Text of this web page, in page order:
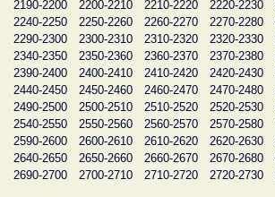
2190-2200
2200-2210 2210-2220 2220-2230
2240-2250
2250-2260 2260-2270 2270-2280
2290-2300
2300-2310 2310-2320 2320-2330
2340-2350
2350-2360 2360-2370 2370-2380
2390-2400
2400-2410 2410-2420 2420-2430
2440-2450
2450-2460 2460-2470 2470-2480
2490-2500
2500-2510 2510-2520 2520-2530
2540-2550
2550-2560 2560-2570 2570-2580
2590-2600
2600-2610 2610-2620 2620-2630
2640-2650
2650-2660 2660-2670 2670-2680
2690-2700
2700-2710 2710-2720 2720-2730